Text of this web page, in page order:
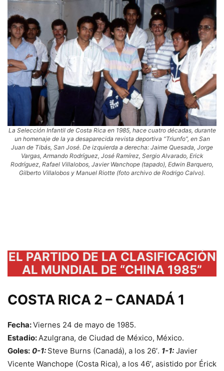
La Selección Infantil de Costa Rica en 1985, hace cuatro décadas, durante
un homenaje de la ya desaparecida revista deportiva “Triunfo”, en San
Juan de Tibás, San José. De izquierda a derecha: Jaime Quesada, Jorge
Vargas, Armando Rodríguez, José Ramírez, Sergio Alvarado, Erick
Rodríguez, Rafael Villalobos, Javier Wanchope (tapado), Edwin Barquero,
Gilberto Villalobos y Manuel Riotte (foto archivo de Rodrigo Calvo).
EL PARTIDO DE LA CLASIFICACIÓN
AL MUNDIAL DE “CHINA 1985”
COSTA RICA 2 – CANADÁ 1
Fecha:Viernes 24 de mayo de 1985.
Estadio: Azulgrana, de Ciudad de México, México.
Goles: 0-1: Steve Burns (Canadá), a los 26′. 1-1: Javier
Vicente Wanchope (Costa Rica), a los 46′, asistido por Érick